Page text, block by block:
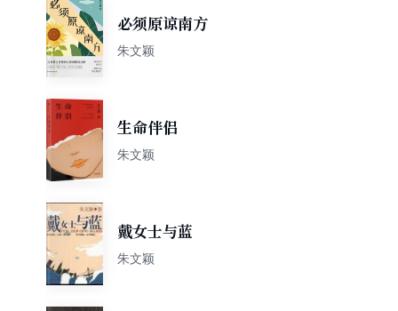
必须原谅南方
朱文颖
生命伴侣
朱文颖
戴女士与蓝
朱文颖